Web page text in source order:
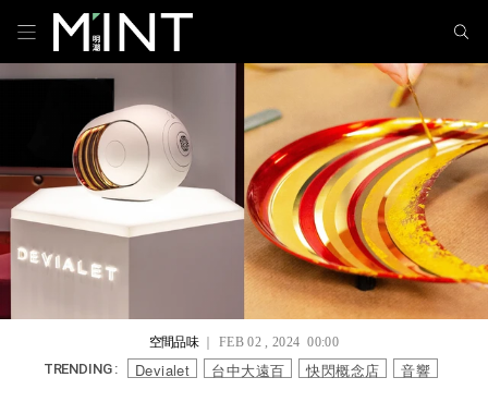
空間品味｜ FEB 02 , 2024 00:00
TRENDING : Devialet 台中大遠百 快閃概念店 音響